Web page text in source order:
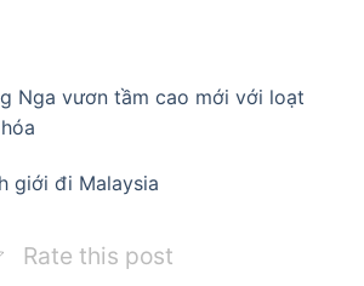
Nga vươn tầm cao mới với loạt
giới đi Malaysia
Rate this post